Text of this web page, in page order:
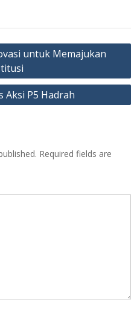
untuk Memajukan
Aksi P5 Hadrah
Required fields are